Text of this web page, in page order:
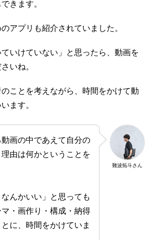
きます。
アプリも紹介されていました。
ていけていない」と思ったら、動画を
いね。
ことを考えながら、時間をかけて動
ます。
難波拓斗さん
画の中であえて自分の
由は何かということを
なんかいい」と思っても
・画作り・構成・納得
に、時間をかけていま